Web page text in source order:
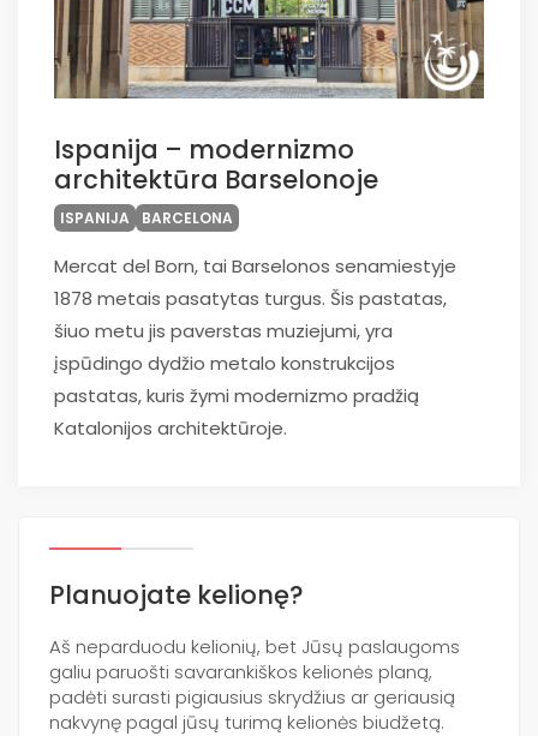
Ispanija – modernizmo
architektūra Barselonoje
ISPANIJA BARCELONA
Mercat del Born, tai Barselonos senamiestyje
1878 metais pasatytas turgus. Šis pastatas,
šiuo metu jis paverstas muziejumi, yra
įspūdingo dydžio metalo konstrukcijos
pastatas, kuris žymi modernizmo pradžią
Katalonijos architektūroje.
Planuojate kelionę?
Aš neparduodu kelionių, bet Jūsų paslaugoms
galiu paruošti savarankiškos kelionės planą,
padėti surasti pigiausius skrydžius ar geriausią
nakvynę pagal jūsų turimą kelionės biudžetą.